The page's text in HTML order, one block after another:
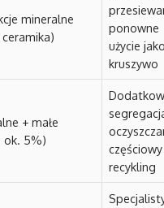
mineralne
ponowne
użycie
kruszywo
+ małe
ok. 5%)
częściowy
recykling